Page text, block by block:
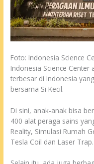
Foto: Indonesia Science
Indonesia Science
terbesar di Indonesia
bersama Si Kecil.
Di sini, anak-anak bisa
400 alat peraga sains
Reality, Simulasi Rumah
Tesla Coil dan Laser Trap.